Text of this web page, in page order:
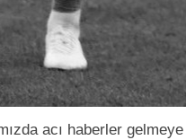
acı haberler